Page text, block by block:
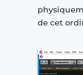
de cet